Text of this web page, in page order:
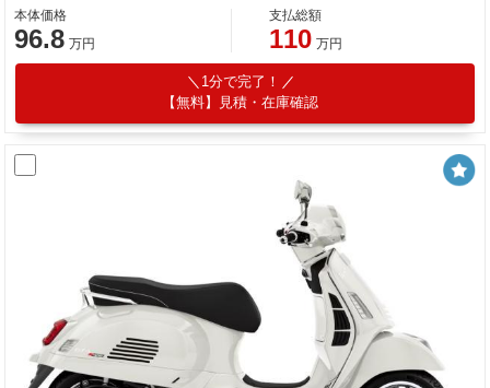
本体価格
96.8 万円
支払総額
110 万円
1分で完了！
【無料】見積・在庫確認